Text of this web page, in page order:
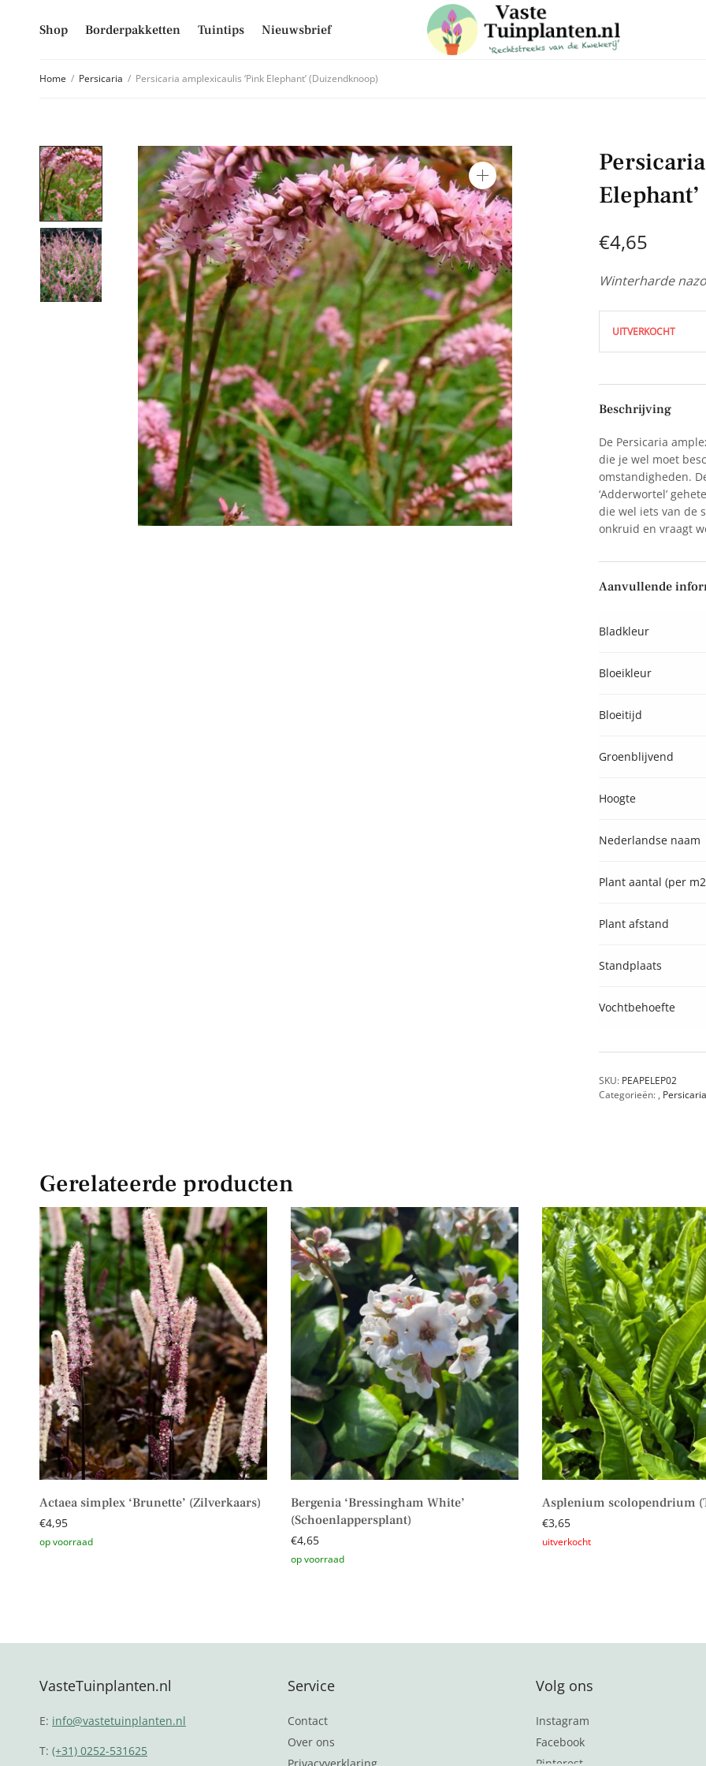
Shop Borderpakketten Tuintips Nieuwsbrief
Home / Persicaria / Persicaria amplexicaulis ‘Pink Elephant’ (Duizendknoop)
€4,65
Winterharde
UITVERKOCHT
Beschrijving
De Persicaria
die je wel moet
omstandigheden.
‘Adderwortel’
die wel iets van de
onkruid en vraagt
Aanvullende
Bladkleur
Bloeikleur
Bloeitijd
Groenblijvend
Hoogte
Nederlandse naam
Plant aantal (per
Plant afstand
Standplaats
Vochtbehoefte
SKU: PEAPELEP02
Categorieën: , Persicaria
Gerelateerde producten
Actaea simplex ‘Brunette’ (Zilverkaars)
€4,95
Bergenia ‘Bressingham White’
(Schoenlappersplant)
€4,65
Asplenium scolopendrium
€3,65
VasteTuinplanten.nl
E: info@vastetuinplanten.nl
T:(+31) 0252-531625
Service
Contact
Over ons
Volg ons
Instagram
Facebook
Mis niet langer de laatste trends, ontvang handige tuin en planten tips &
hoogte van alle aanbiedingen in onze webshop
E-mailadres
Inschrijven